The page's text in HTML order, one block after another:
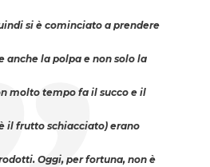
si è cominciato a prendere
anche la polpa e non solo la
molto tempo fa il succo e il
il frutto schiacciato) erano
Oggi, per fortuna, non è